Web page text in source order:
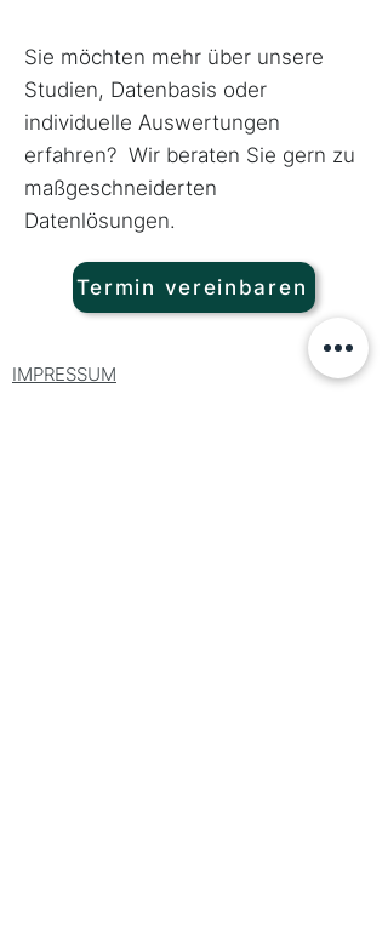
Sie möchten mehr über unsere
Studien, Datenbasis oder
individuelle Auswertungen
erfahren? Wir beraten Sie gern zu
maßgeschneiderten
Datenlösungen.
Termin vereinbaren
IMPRESSUM